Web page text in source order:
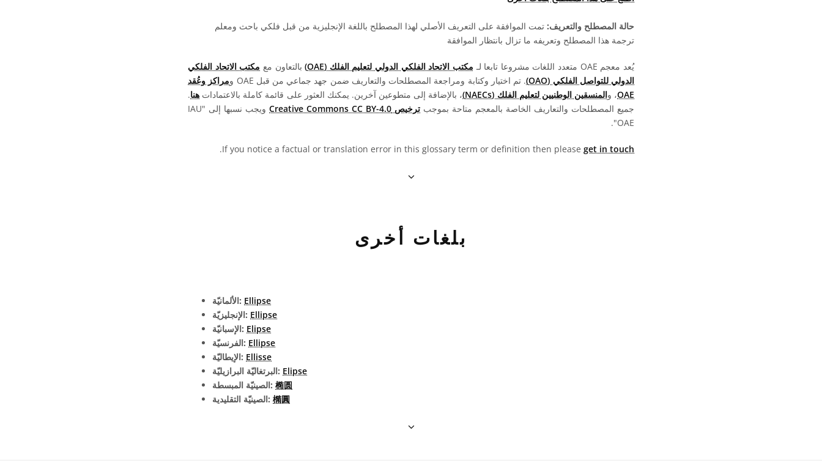
حالة المصطلح والتعريف: تمت الموافقة على التعريف الأصلي لهذا المصطلح باللغة الإنجليزية من قبل فلكي باحث ومعلم
ترجمة هذا المصطلح وتعريفه ما تزال بانتظار الموافقة
يُعد معجم OAE متعدد اللغات مشروعا تابعا لـ مكتب الاتحاد الفلكي الدولي لتعليم الفلك (OAE) بالتعاون مع مكتب الاتحاد الفلكي
الدولي للتواصل الفلكي (OAO)
. تم اختيار وكتابة ومراجعة المصطلحات والتعاريف ضمن جهد جماعي من قبل OAE و
مراكز وعُقد
OAE، والمنسقين الوطنيين لتعليم الفلك (NAECs) ، بالإضافة إلى متطوعين آخرين. يمكنك العثور على قائمة كاملة بالاعتمادات هنا.
جميع المصطلحات والتعاريف الخاصة بالمعجم متاحة بموجب ترخيص Creative Commons CC BY-4.0
ويجب نسبها إلى "IAU
OAE".
If you notice a factual or translation error in this glossary term or definition then please get in touch
.
بلغات أخرى
الألمانيّة: Ellipse
الإنجليزيّة: Ellipse
الإسبانيّة: Elipse
الفرنسيّة: Ellipse
الإيطاليّة: Ellisse
البرتغاليّة البرازيليّة: Elipse
الصينيّة المبسطة: 椭圆
الصينيّة التقليدية: 橢圓